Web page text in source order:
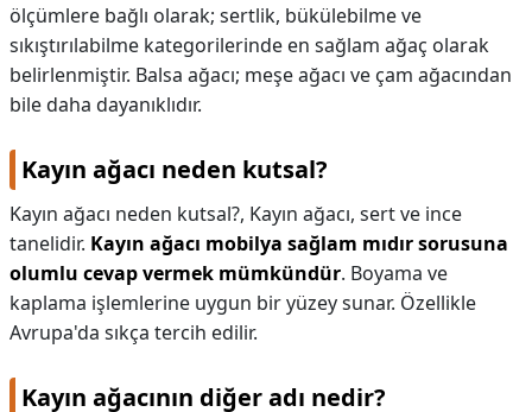
ölçümlere bağlı olarak; sertlik, bükülebilme ve
sıkıştırılabilme kategorilerinde en sağlam ağaç olarak
belirlenmiştir. Balsa ağacı; meşe ağacı ve çam ağacından
bile daha dayanıklıdır.
Kayın ağacı neden kutsal?
Kayın ağacı neden kutsal?, Kayın ağacı, sert ve ince
tanelidir. Kayın ağacı mobilya sağlam mıdır sorusuna
olumlu cevap vermek mümkündür. Boyama ve
kaplama işlemlerine uygun bir yüzey sunar. Özellikle
Avrupa'da sıkça tercih edilir.
Kayın ağacının diğer adı nedir?